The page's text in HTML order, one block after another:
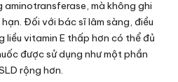
aminotransferase, mà không ghi
Đối với bác sĩ lâm sàng, điều
liều vitamin E thấp hơn có thể đủ
được sử dụng như một phần
rộng hơn.